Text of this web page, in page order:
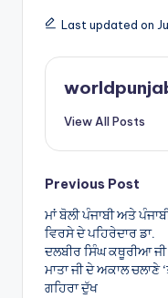
a
ts
A
p
ar
e
Last updated on
View All Posts
Post
Previous Post
ਮਾਂ ਬੋਲੀ ਪੰਜਾਬੀ ਅਤੇ
ਵਿਰਸੇ ਦੇ ਪਹਿਰੇਦਾਰ ਡਾ.
ਦਲਬੀਰ ਸਿੰਘ ਕਥੂਰੀਆ
ਮਾਤਾ ਜੀ ਦੇ ਅਕਾਲ ਚਲਾਣੇ
ਗਹਿਰਾ ਦੁੱਖ